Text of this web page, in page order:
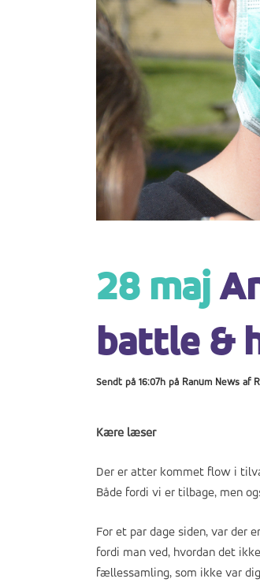
28 maj
battle &
Sendt på 16:07h på Ranum News af
Kære læser
Der er atter kommet flow i
Både fordi vi er tilbage, men
For et par dage siden, var der
fordi man ved, hvordan det
fællessamling, som ikke var